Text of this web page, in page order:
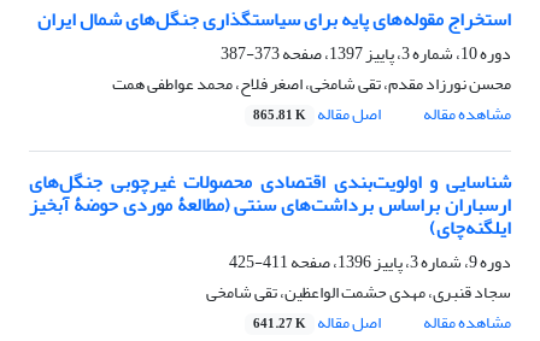
استخراج مقوله‌های پایه برای سیاستگذاری جنگل‌های شمال ایران
دوره 10، شماره 3، پاییز 1397، صفحه
373-387
محسن نورزاد مقدم، تقی شامخی، اصغر فلاح، محمد عواطفی همت
مشاهده مقاله
اصل مقاله 865.81 K
شناسایی و اولویت‌بندی اقتصادی محصولات غیرچوبی جنگل‌های
ارسباران براساس برداشت‌های سنتی (مطالعۀ موردی حوضۀ آبخیز
ایلگنه‌چای)
دوره 9، شماره 3، پاییز 1396، صفحه
411-425
سجاد قنبری، مهدی حشمت الواعظین، تقی شامخی
مشاهده مقاله
اصل مقاله 641.27 K